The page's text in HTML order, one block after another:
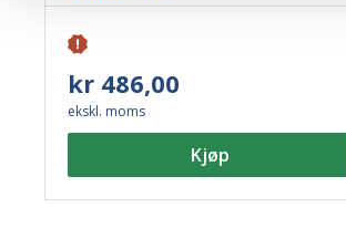
kr 486,00
ekskl. moms
Kjøp